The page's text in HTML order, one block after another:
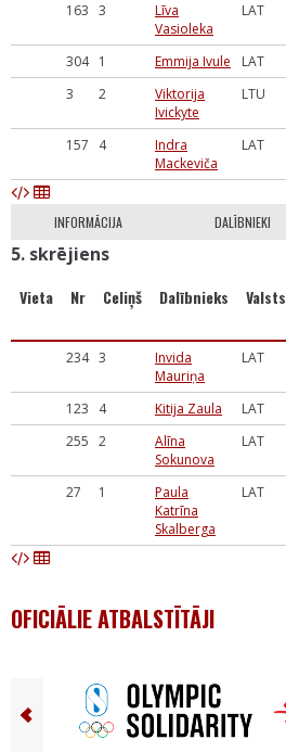
163 3
Līva
Vasioleka
LAT
304 1 Emmija Ivule LAT
3
2
Viktorija
Ivickyte
LTU
157 4
Indra
Mackeviča
LAT
INFORMĀCIJA DALĪBNIEKI
5. skrējiens
Vieta Nr Celiņš Dalībnieks Valsts
234 3
Invida
Mauriņa
LAT
123 4 Kitija Zaula LAT
255 2
Alīna
Sokunova
LAT
27 1
Paula
Katrīna
Skalberga
LAT
OFICIĀLIE ATBALSTĪTĀJI